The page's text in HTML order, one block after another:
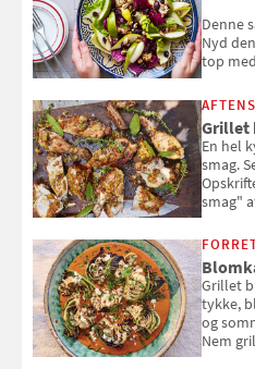
Denne
Nyd
top
Louisa
Grillet
En hel
smag.
smag"
Grillet
tykke,
og
Nem